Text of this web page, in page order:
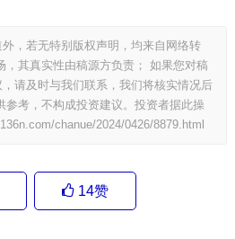
，若无特别版权声明，均来自网络转
，其真实性由稿源方负责； 如果您对稿
请及时与我们联系，我们将核实情况后
参考，不构成投资建议。投资者据此操
chanue/2024/0426/8879.html
14赞